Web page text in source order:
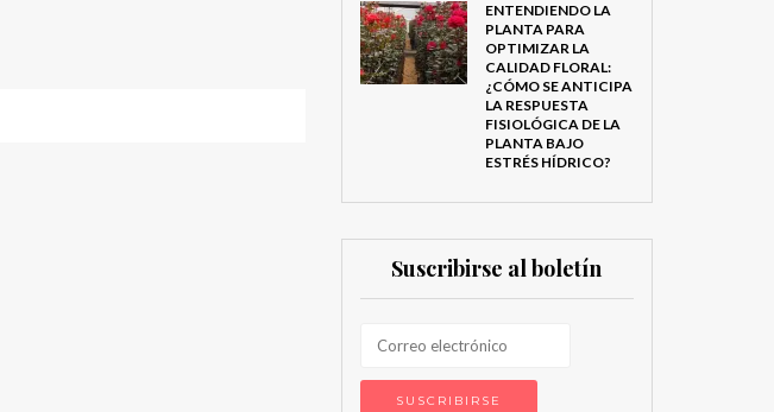
ENTENDIENDO LA
PLANTA PARA
OPTIMIZAR LA
CALIDAD FLORAL:
¿CÓMO SE ANTICIPA
LA RESPUESTA
FISIOLÓGICA DE LA
PLANTA BAJO
ESTRÉS HÍDRICO?
Suscribirse al boletín